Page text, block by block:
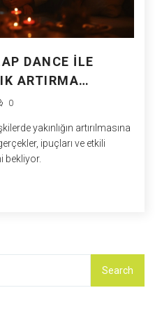
DANCE ILE
ARTIRMA
0
yakınlığın artırılmasına
ipuçları ve etkili
bekliyor.